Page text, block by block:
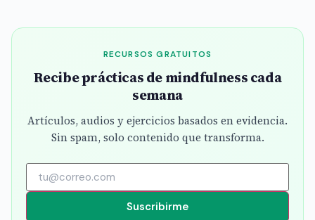
RECURSOS GRATUITOS
Recibe prácticas de mindfulness cada
semana
Artículos, audios y ejercicios basados en evidencia.
Sin spam, solo contenido que transforma.
Suscribirme